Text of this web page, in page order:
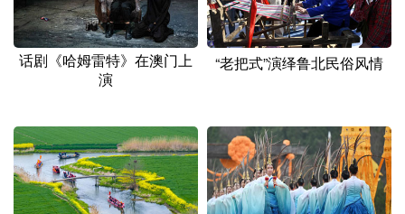
Русский язык 日本語 한국어
Deutsch Português
话剧《哈姆雷特》在澳门上
演
“老把式”演绎鲁北民俗风情